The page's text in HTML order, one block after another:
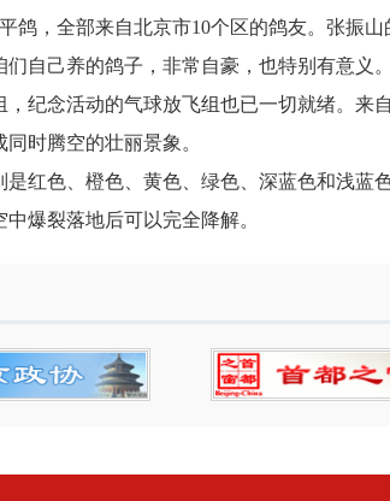
，全部来自北京市10个区的鸽友。张振山
自己养的鸽子，非常自豪，也特别有意义。
念活动的气球放飞组也已一切就绪。来
时腾空的壮丽景象。
色、橙色、黄色、绿色、深蓝色和浅蓝
爆裂落地后可以完全降解。